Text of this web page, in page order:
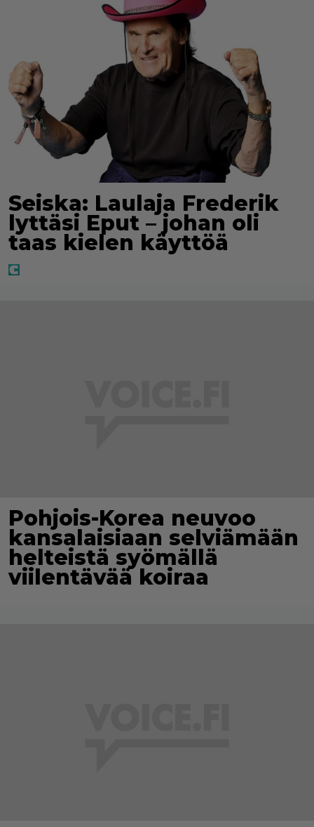
Seiska: Laulaja Frederik
lyttäsi Eput – johan oli
taas kielen käyttöä
Pohjois-Korea neuvoo
kansalaisiaan selviämään
helteistä syömällä
viilentävää koiraa